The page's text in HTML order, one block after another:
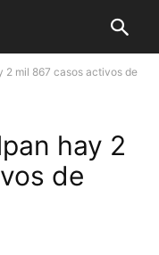
2 mil 867 casos activos de
hay 2
de